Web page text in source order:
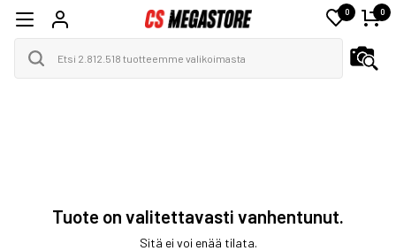
0 0
Tuote on valitettavasti vanhentunut.
Sitä ei voi enää tilata.